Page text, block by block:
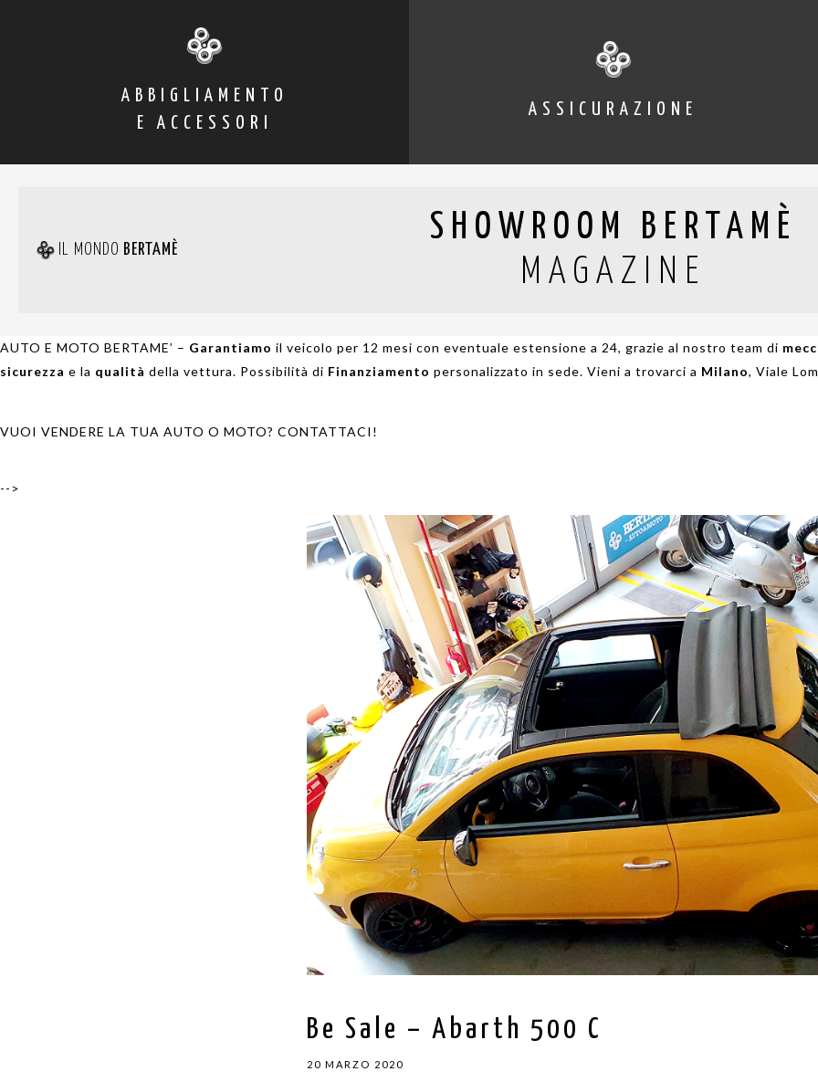
ABBIGLIAMENTO
E ACCESSORI
ASSICURAZIONE
IL MONDO BERTAMÈ
SHOWROOM BERTAMÈ
MAGAZINE
AUTO E MOTO BERTAME’ – Garantiamo il veicolo per 12 mesi con eventuale estensione a 24, grazie al nostro team di
sicurezza e la qualità della vettura. Possibilità di Finanziamento personalizzato in sede. Vieni a trovarci a Milano, Viale
VUOI VENDERE LA TUA AUTO O MOTO? CONTATTACI!
-->
Be Sale – Abarth 500 C
20 MARZO 2020